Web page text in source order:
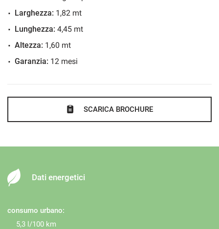
Sensore di luce
Sensore di pioggia
Sensori di parcheggio posteriori
Trazione integrale
Larghezza: 1,82 mt
Lunghezza: 4,45 mt
Altezza: 1,60 mt
Garanzia: 12 mesi
SCARICA BROCHURE
Dati energetici
consumo urbano:
5,3 l/100 km